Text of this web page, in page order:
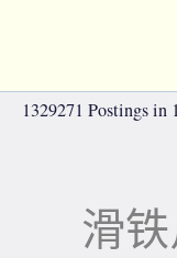
1329271 Postings in
滑